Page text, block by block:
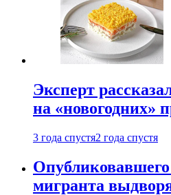
Эксперт
на «новогодних»
3 года спустя2 года спустя
мигранта